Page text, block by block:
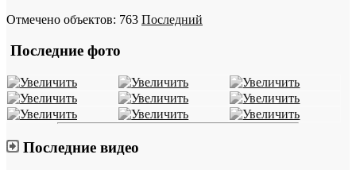
Отмечено объектов: 763 Последний
Последние фото
Последние видео